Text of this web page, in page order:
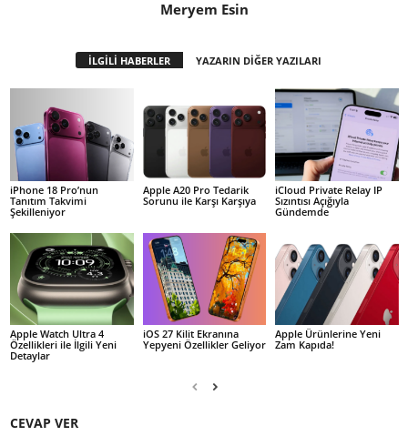
Meryem Esin
İLGİLİ HABERLER YAZARIN DİĞER YAZILARI
iPhone 18 Pro’nun
Tanıtım Takvimi
Şekilleniyor
Apple A20 Pro Tedarik
Sorunu ile Karşı Karşıya
iCloud Private Relay IP
Sızıntısı Açığıyla
Gündemde
Apple Watch Ultra 4
Özellikleri ile İlgili Yeni
Detaylar
iOS 27 Kilit Ekranına
Yepyeni Özellikler Geliyor
Apple Ürünlerine Yeni
Zam Kapıda!
CEVAP VER